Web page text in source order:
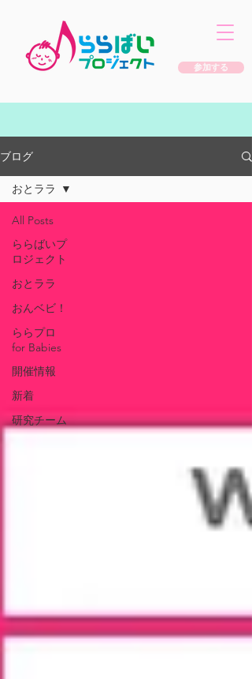
参加する
ブログ
All Posts
ららばいプ
ロジェクト
おとララ
おんベビ！
ららプロ
for Babies
開催情報
新着
研究チーム
おとララ